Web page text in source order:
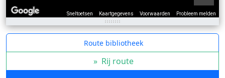
Sneltoetsen Kaartgegevens Voorwaarden Probleem melden
Route bibliotheek
» Rij route